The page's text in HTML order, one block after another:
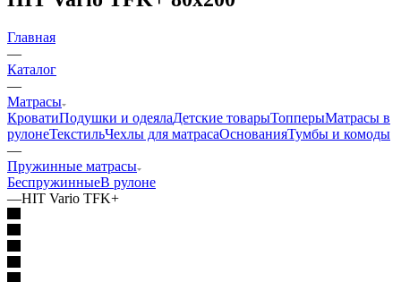
Главная
—
Каталог
—
Матрасы
КроватиПодушки и одеялаДетские товарыТопперыМатрасы в
рулонеТекстильЧехлы для матрасаОснованияТумбы и комоды
—
Пружинные матрасы
БеспружинныеВ рулоне
—HIT Vario TFK+